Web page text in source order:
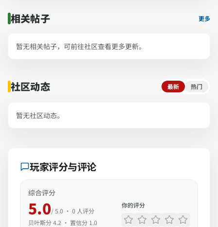
相关帖子 更多
暂无相关帖子，可前往社区查看更多更新。
社区动态 最新 热门
暂无社区动态。
玩家评分与评论
综合评分
5.0/ 5.0 · 0 人评分
贝叶斯分4.2 · 置信分 1.0
你的评分